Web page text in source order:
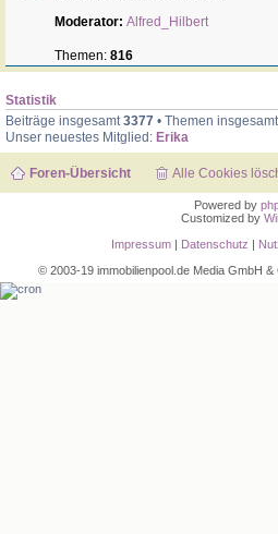
Moderator: Alfred_Hilbert
Themen: 816
Statistik
Beiträge insgesamt3377 • Themen insgesamt
Unser neuestes Mitglied: Erika
Foren-Übersicht Alle Cookies
Powered by
Customized by
Impressum | Datenschutz |
© 2003-19 immobilienpool.de Media GmbH